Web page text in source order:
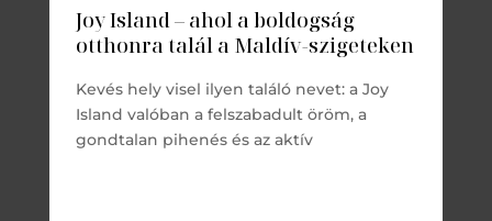
Joy Island – ahol a boldogság
otthonra talál a Maldív-szigeteken
Kevés hely visel ilyen találó nevet: a Joy
Island valóban a felszabadult öröm, a
gondtalan pihenés és az aktív